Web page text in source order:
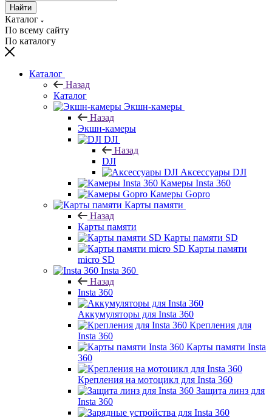
Найти
Каталог
По всему сайту
По каталогу
Каталог
Назад
Каталог
Экшн-камеры
Назад
Экшн-камеры
DJI
Назад
DJI
Аксессуары DJI
Камеры Insta 360
Камеры Gopro
Карты памяти
Назад
Карты памяти
Карты памяти SD
Карты памяти
micro SD
Insta 360
Назад
Insta 360
Аккумуляторы для Insta 360
Крепления для
Insta 360
Карты памяти Insta
360
Крепления на мотоцикл для Insta 360
Защита линз для
Insta 360